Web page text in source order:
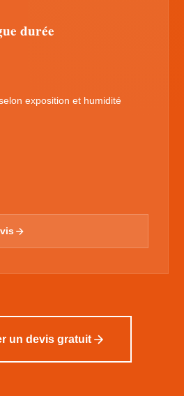
durée
exposition et humidité
un devis gratuit